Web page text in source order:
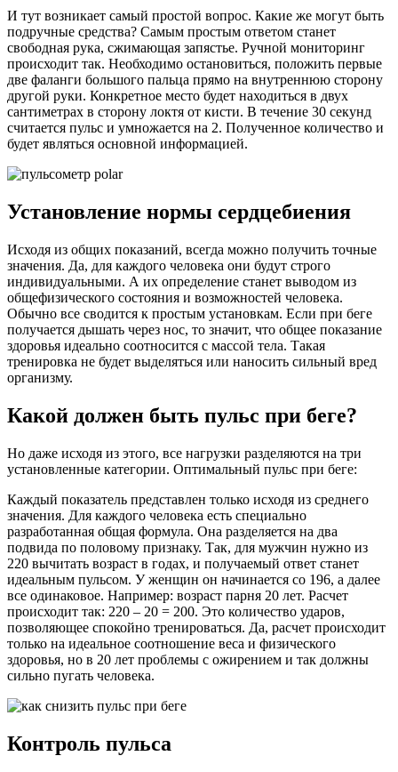
И тут возникает самый простой вопрос. Какие же могут быть
подручные средства? Самым простым ответом станет
свободная рука, сжимающая запястье. Ручной мониторинг
происходит так. Необходимо остановиться, положить первые
две фаланги большого пальца прямо на внутреннюю сторону
другой руки. Конкретное место будет находиться в двух
сантиметрах в сторону локтя от кисти. В течение 30 секунд
считается пульс и умножается на 2. Полученное количество и
будет являться основной информацией.
Установление нормы сердцебиения
Исходя из общих показаний, всегда можно получить точные
значения. Да, для каждого человека они будут строго
индивидуальными. А их определение станет выводом из
общефизического состояния и возможностей человека.
Обычно все сводится к простым установкам. Если при беге
получается дышать через нос, то значит, что общее показание
здоровья идеально соотносится с массой тела. Такая
тренировка не будет выделяться или наносить сильный вред
организму.
Какой должен быть пульс при беге?
Но даже исходя из этого, все нагрузки разделяются на три
установленные категории. Оптимальный пульс при беге:
Каждый показатель представлен только исходя из среднего
значения. Для каждого человека есть специально
разработанная общая формула. Она разделяется на два
подвида по половому признаку. Так, для мужчин нужно из
220 вычитать возраст в годах, и получаемый ответ станет
идеальным пульсом. У женщин он начинается со 196, а далее
все одинаковое. Например: возраст парня 20 лет. Расчет
происходит так: 220 – 20 = 200. Это количество ударов,
позволяющее спокойно тренироваться. Да, расчет происходит
только на идеальное соотношение веса и физического
здоровья, но в 20 лет проблемы с ожирением и так должны
сильно пугать человека.
Контроль пульса